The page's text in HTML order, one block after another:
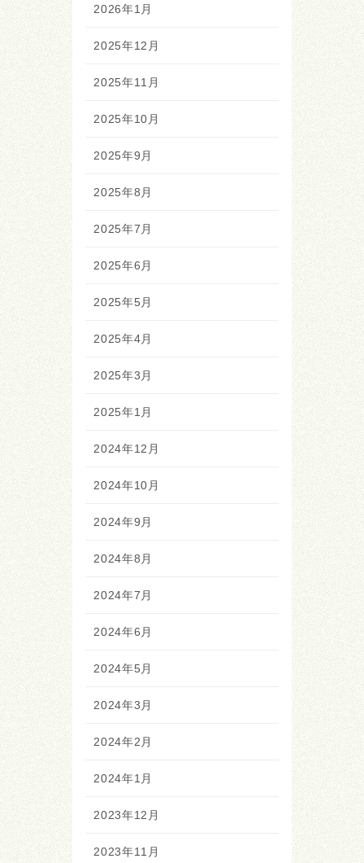
2026年1月
2025年12月
2025年11月
2025年10月
2025年9月
2025年8月
2025年7月
2025年6月
2025年5月
2025年4月
2025年3月
2025年1月
2024年12月
2024年10月
2024年9月
2024年8月
2024年7月
2024年6月
2024年5月
2024年3月
2024年2月
2024年1月
2023年12月
2023年11月